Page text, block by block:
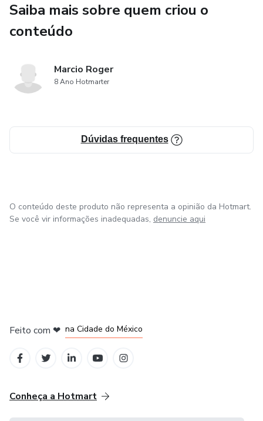
Saiba mais sobre quem criou o
conteúdo
Marcio Roger
8 Ano Hotmarter
Dúvidas frequentes
O conteúdo deste produto não representa a opinião da Hotmart.
Se você vir informações inadequadas, denuncie aqui
Feito com ❤ na Cidade do México
Conheça a Hotmart